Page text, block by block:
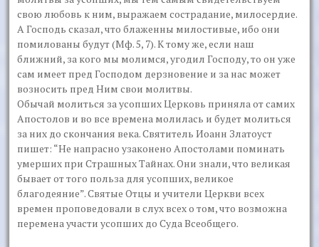
свою любовь к ним, выражаем сострадание, милосердие.
А Господь сказал, что блаженны милостивые, ибо они
помилованы будут (Мф. 5, 7). К тому же, если наш
ближний, за кого мы молимся, угодил Господу, то он уже
сам имеет пред Господом дерзновение и за нас может
возносить пред Ним свои молитвы.
Обычай молиться за усопших Церковь приняла от самих
Апостолов и во все времена молилась и будет молиться
за них до скончания века. Святитель Иоанн Златоуст
пишет: “Не напрасно узаконено Апостолами поминать
умерших при Страшных Тайнах. Они знали, что великая
бывает от того польза для усопших, великое
благодеяние”. Святые Отцы и учители Церкви всех
времен проповедовали в слух всех о том, что возможна
перемена участи усопших до Суда Всеобщего.